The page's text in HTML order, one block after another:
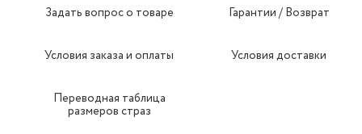
Задать вопрос о товаре Гарантии / Возврат
Условия заказа и оплаты Условия доставки
Переводная таблица
размеров страз